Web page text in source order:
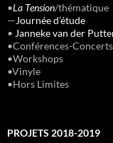
•La Tension/thématique
—Journée d’étude
• Janneke van der
•Conférences-Concerts
•Workshops
•Vinyle
•Hors Limites
PROJETS 2018-2019